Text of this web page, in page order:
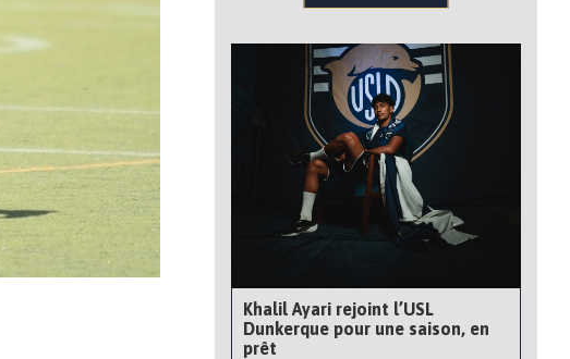
Khalil Ayari rejoint l’USL
Dunkerque pour une saison, en
prêt